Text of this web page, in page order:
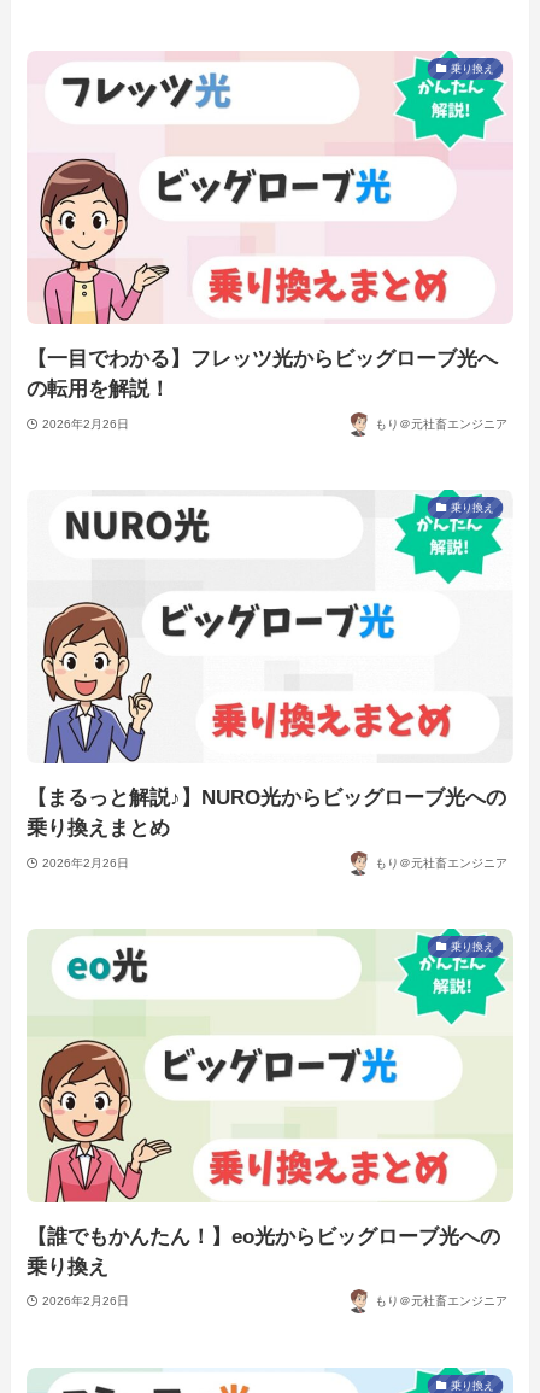
乗り換え
【一目でわかる】フレッツ光からビッグローブ光へ
の転用を解説！
2026年2月26日 もり＠元社畜エンジニア
乗り換え
【まるっと解説♪】NURO光からビッグローブ光への
乗り換えまとめ
2026年2月26日 もり＠元社畜エンジニア
乗り換え
【誰でもかんたん！】eo光からビッグローブ光への
乗り換え
2026年2月26日 もり＠元社畜エンジニア
乗り換え